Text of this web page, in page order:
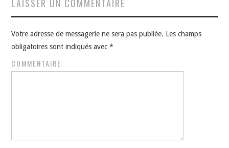
Votre adresse de messagerie ne sera pas publiée. Les champs
obligatoires sont indiqués avec*
COMMENTAIRE